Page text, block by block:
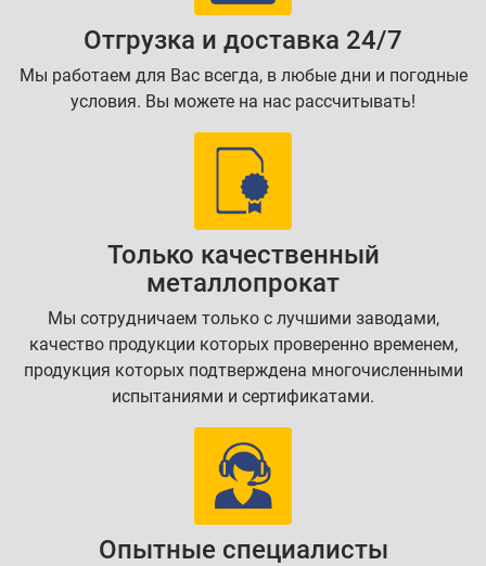
Отгрузка и доставка 24/7
Мы работаем для Вас всегда, в любые дни и погодные
условия. Вы можете на нас рассчитывать!
Только качественный
металлопрокат
Мы сотрудничаем только с лучшими заводами,
качество продукции которых проверенно временем,
продукция которых подтверждена многочисленными
испытаниями и сертификатами.
Опытные специалисты